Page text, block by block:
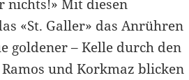
nichts!» Mit diesen
«St. Galler» das Anrühren
goldener – Kelle durch den
und Korkmaz blicken